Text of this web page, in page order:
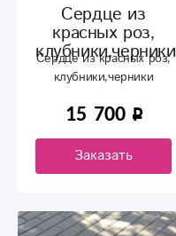
Сердце из
красных роз,
клубники,черники
Сердце из красных роз,
клубники,черники
15 700
Заказать